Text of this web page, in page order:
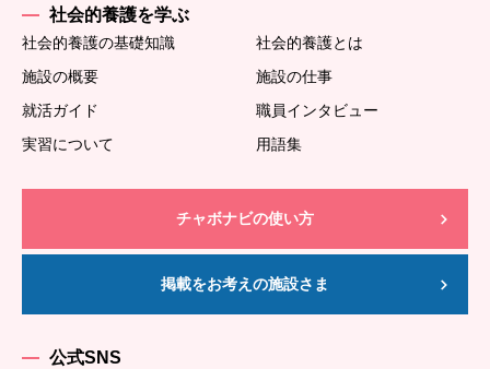
社会的養護を学ぶ
社会的養護の基礎知識
社会的養護とは
施設の概要
施設の仕事
就活ガイド
職員インタビュー
実習について
用語集
チャボナビの使い方
掲載をお考えの施設さま
公式SNS